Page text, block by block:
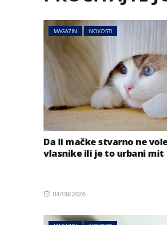
MAGAZIN NOVOSTI
Da li mačke stvarno ne
vlasnike ili je to urbani mit
Posted
04/08/2026